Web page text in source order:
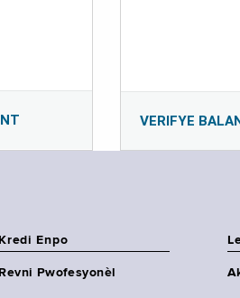
VERIFYE
Kredi Enpo
Revni Pwofesyonèl